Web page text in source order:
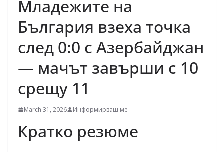
Младежите на
България взеха точка
след 0:0 с Азербайджан
— мачът завърши с 10
срещу 11
March 31, 2026 Информирваш ме
Кратко резюме